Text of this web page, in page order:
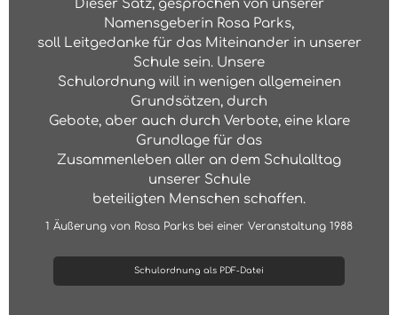
Dieser Satz, gesprochen von unserer
Namensgeberin Rosa Parks,
soll Leitgedanke für das Miteinander in unserer
Schule sein. Unsere
Schulordnung will in wenigen allgemeinen
Grundsätzen, durch
Gebote, aber auch durch Verbote, eine klare
Grundlage für das
Zusammenleben aller an dem Schulalltag
unserer Schule
beteiligten Menschen schaffen.
1 Äußerung von Rosa Parks bei einer Veranstaltung 1988
Schulordnung als PDF-Datei